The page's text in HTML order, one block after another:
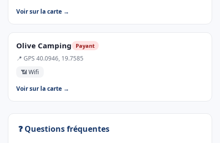
Voir sur la carte →
Olive Camping Payant
📍 GPS 40.0946, 19.7585
📶 Wifi
Voir sur la carte →
❓ Questions fréquentes